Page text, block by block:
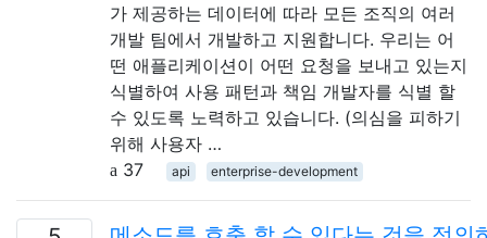
가 제공하는 데이터에 따라 모든 조직의 여러
개발 팀에서 개발하고 지원합니다. 우리는 어
떤 애플리케이션이 어떤 요청을 보내고 있는지
식별하여 사용 패턴과 책임 개발자를 식별 할
수 있도록 노력하고 있습니다. (의심을 피하기
위해 사용자 …
37
api enterprise-development